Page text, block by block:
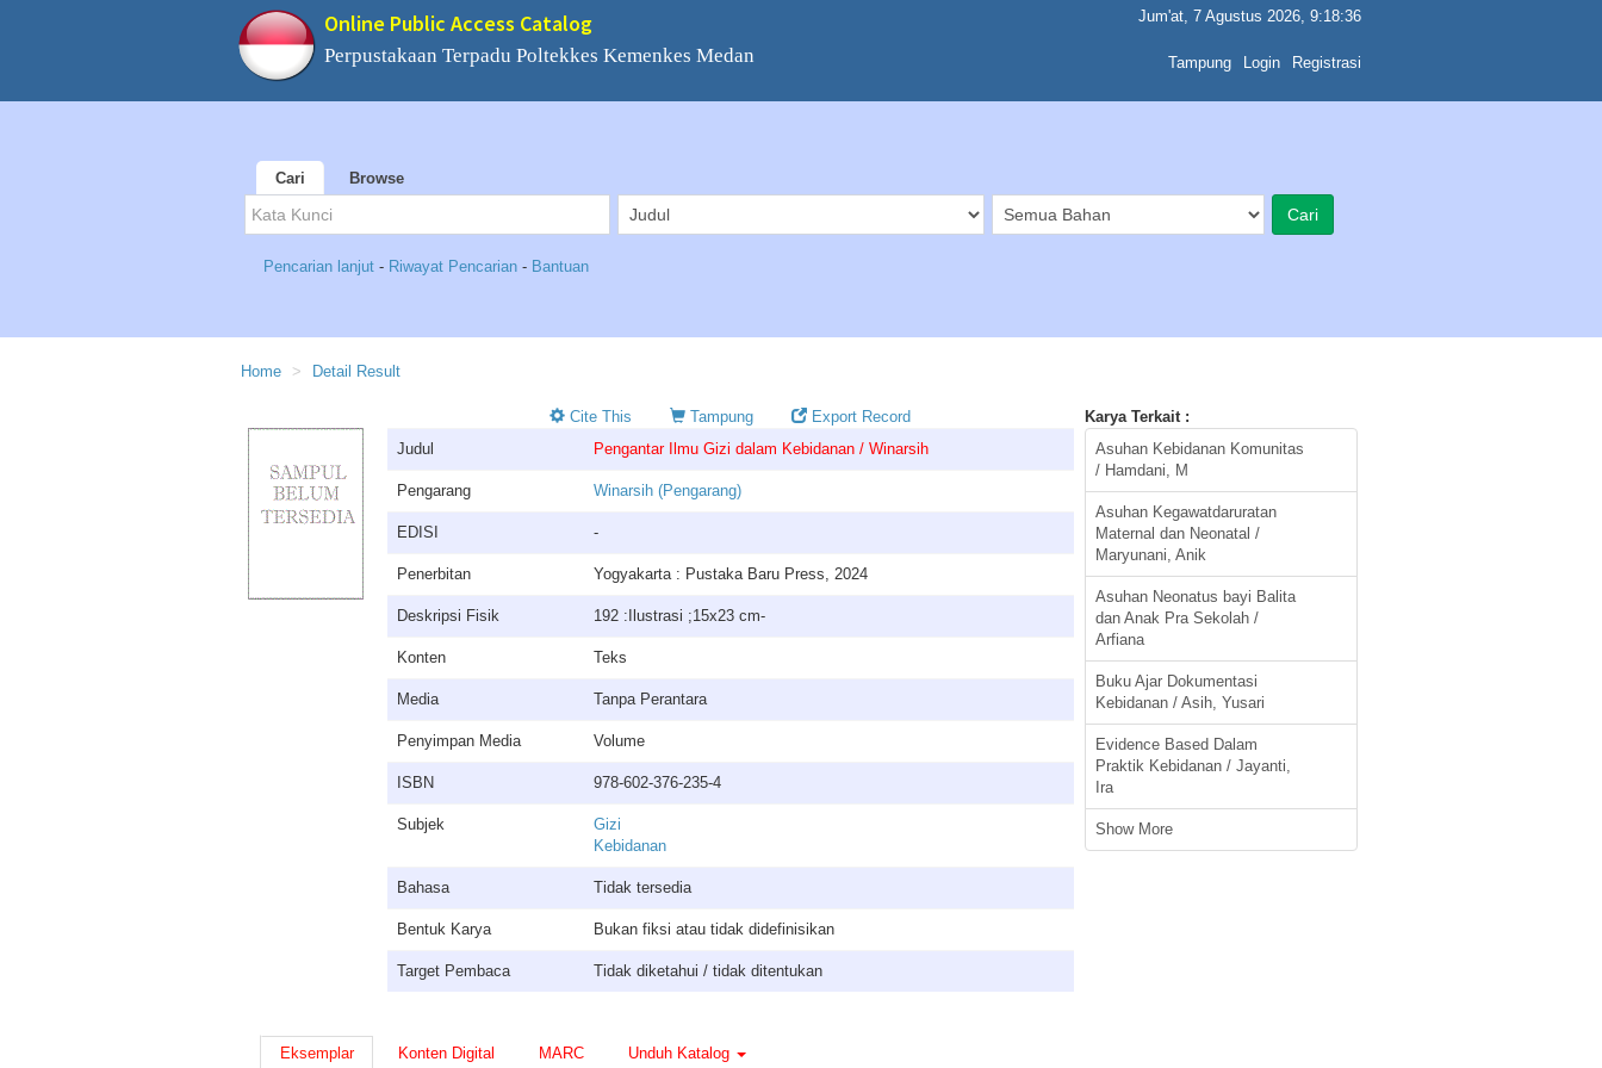
Online Public Access Catalog
Perpustakaan Terpadu Poltekkes Kemenkes Medan
Jum'at, 7 Agustus 2026, 9:18:36
Tampung Login Registrasi
Cari Browse
Pencarian lanjut - Riwayat Pencarian - Bantuan
Home Detail Result
Cite This Tampung
Export Record
Judul
Pengantar Ilmu Gizi dalam Kebidanan / Winarsih
Pengarang Winarsih (Pengarang)
EDISI -
Penerbitan Yogyakarta : Pustaka Baru Press, 2024
Deskripsi Fisik 192 :Ilustrasi ;15x23 cm-
Konten Teks
Media Tanpa Perantara
Penyimpan Media Volume
ISBN 978-602-376-235-4
Subjek
Gizi
Kebidanan
Bahasa Tidak tersedia
Bentuk Karya Bukan fiksi atau tidak didefinisikan
Target Pembaca Tidak diketahui / tidak ditentukan
Eksemplar Konten Digital MARC Unduh Katalog
Karya Terkait :
Asuhan Kebidanan Komunitas
/ Hamdani, M
Asuhan Kegawatdaruratan
Maternal dan Neonatal /
Maryunani, Anik
Asuhan Neonatus bayi Balita
dan Anak Pra Sekolah /
Arfiana
Buku Ajar Dokumentasi
Kebidanan / Asih, Yusari
Evidence Based Dalam
Praktik Kebidanan / Jayanti,
Ira
Show More